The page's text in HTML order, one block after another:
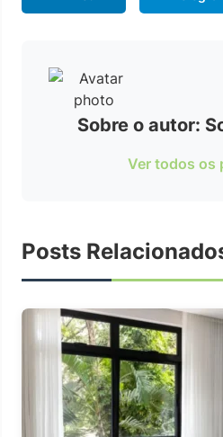
Sobre o autor:
Ver todos os
Posts